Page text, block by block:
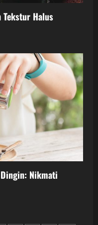
Tekstur Halus
Nikmati